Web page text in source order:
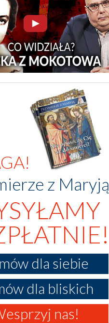
z Maryją
dla siebie
dla bliskich
nas!